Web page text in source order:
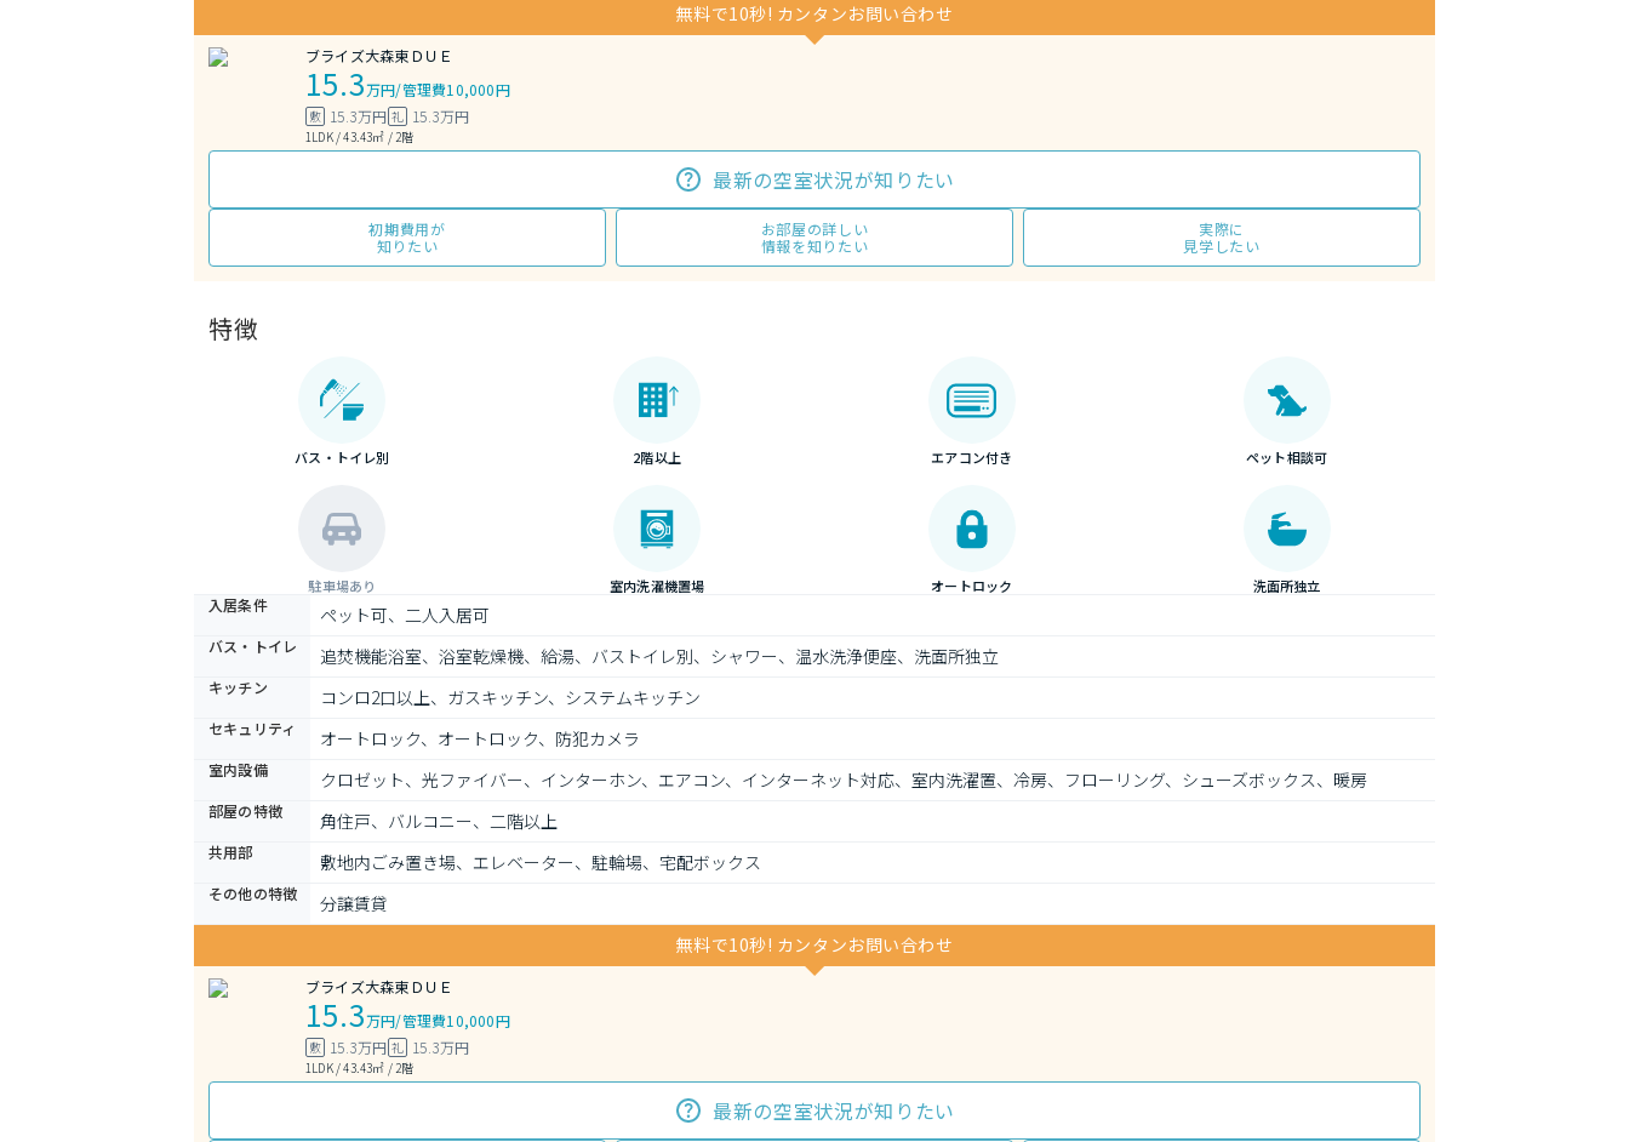
無料で10秒! カンタンお問い合わせ
ブライズ大森東ＤＵＥ
15.3万円/管理費10,000円
敷 15.3万円 礼 15.3万円
1LDK / 43.43㎡ / 2階
最新の空室状況が知りたい
初期費用が
知りたい
お部屋の詳しい
情報を知りたい
実際に
見学したい
特徴
バス・トイレ別 2階以上 エアコン付き ペット相談可
駐車場あり 室内洗濯機置場 オートロック 洗面所独立
入居条件 ペット可、二人入居可
バス・トイレ 追焚機能浴室、浴室乾燥機、給湯、バストイレ別、シャワー、温水洗浄便座、洗面所独立
キッチン コンロ2口以上、ガスキッチン、システムキッチン
セキュリティ オートロック、オートロック、防犯カメラ
室内設備 クロゼット、光ファイバー、インターホン、エアコン、インターネット対応、室内洗濯置、冷房、フローリング、シューズボックス、暖房
部屋の特徴 角住戸、バルコニー、二階以上
共用部 敷地内ごみ置き場、エレベーター、駐輪場、宅配ボックス
その他の特徴
分譲賃貸
無料で10秒! カンタンお問い合わせ
ブライズ大森東ＤＵＥ
15.3万円/管理費10,000円
敷 15.3万円 礼 15.3万円
1LDK / 43.43㎡ / 2階
最新の空室状況が知りたい